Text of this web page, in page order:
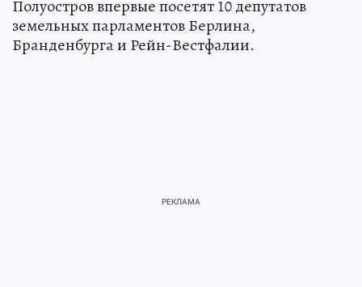
Полуостров впервые посетят 10 депутатов
земельных парламентов Берлина,
Бранденбурга и Рейн-Вестфалии.